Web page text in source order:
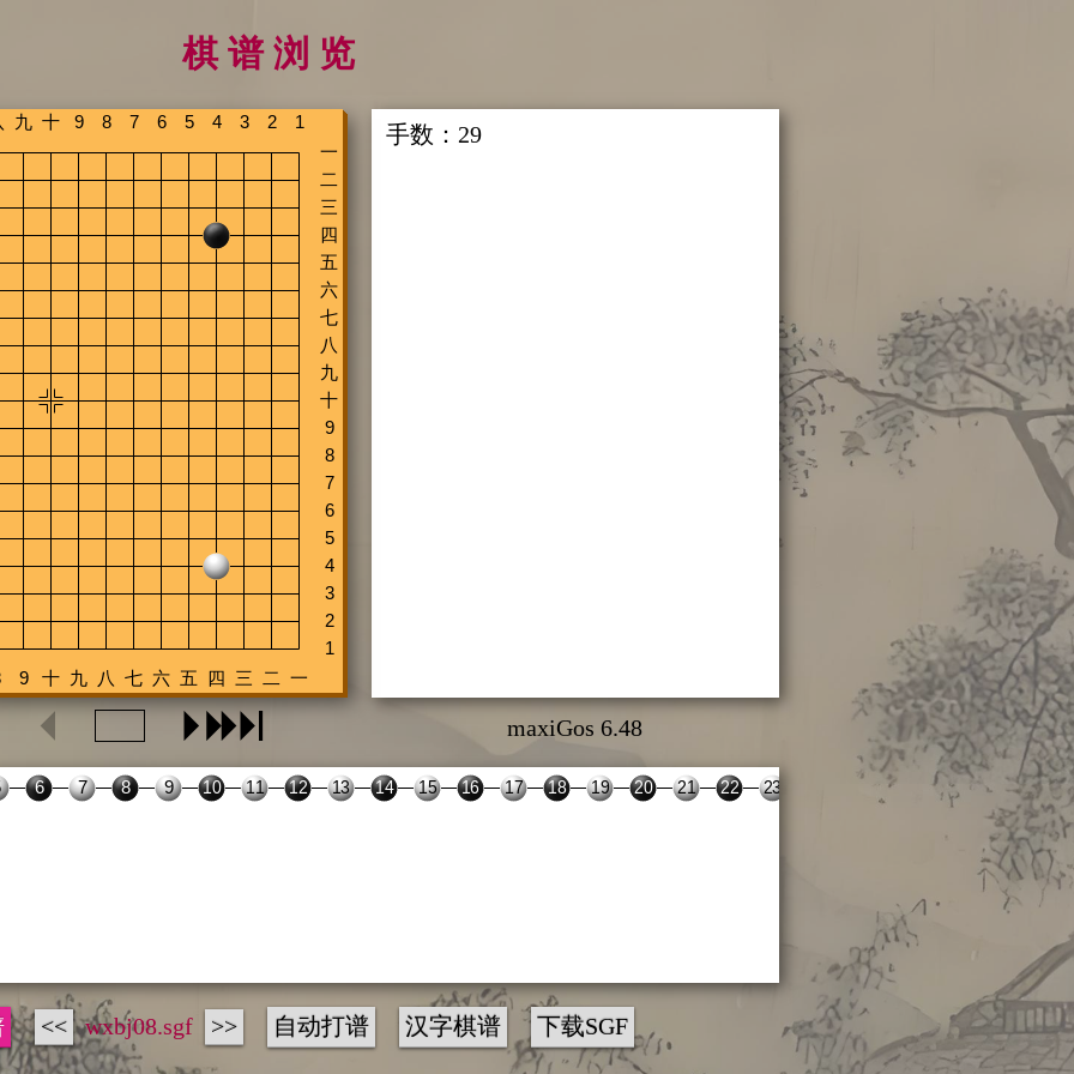
棋 谱 浏 览
手数： 29
maxiGos 6.48
<< wxbj08.sgf >> 自动打谱 汉字棋谱 下载SGF